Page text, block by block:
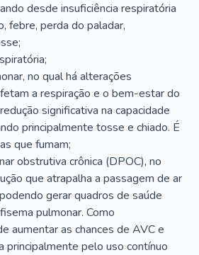
desde insuficiência respiratória
febre, perda do paladar,
no qual há alterações
a respiração e o bem-estar do
significativa na capacidade
principalmente tosse e chiado. É
que fumam;
obstrutiva crônica (DPOC), no
que atrapalha a passagem de ar
gerar quadros de saúde
pulmonar. Como
aumentar as chances de AVC e
principalmente pelo uso contínuo